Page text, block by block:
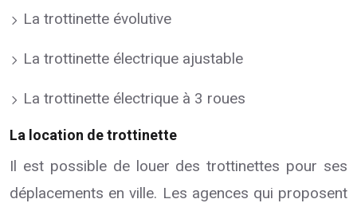
La trottinette évolutive
La trottinette électrique ajustable
La trottinette électrique à 3 roues
La location de trottinette
Il est possible de louer des trottinettes pour ses
déplacements en ville. Les agences qui proposent